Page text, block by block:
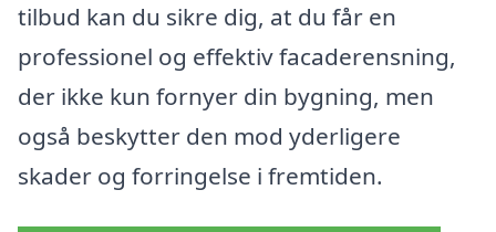
tilbud kan du sikre dig, at du får en
professionel og effektiv facaderensning,
der ikke kun fornyer din bygning, men
også beskytter den mod yderligere
skader og forringelse i fremtiden.